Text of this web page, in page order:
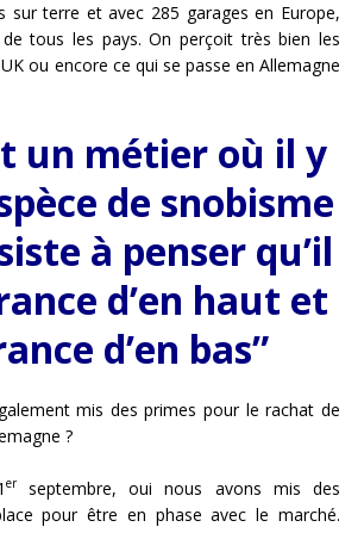
sur terre et avec 285 garages en Europe,
tous les pays. On perçoit très bien les
ou encore ce qui se passe en Allemagne
un métier où il y
de snobisme
à penser qu’il
d’en haut et
d’en bas”
mis des primes pour le rachat de
?
erseptembre, oui nous avons mis des
pour être en phase avec le marché.